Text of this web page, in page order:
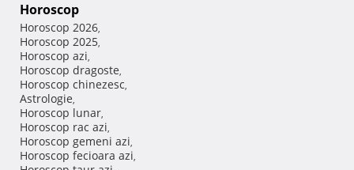
Horoscop
Horoscop 2026,
Horoscop 2025,
Horoscop azi,
Horoscop dragoste,
Horoscop chinezesc,
Astrologie,
Horoscop lunar,
Horoscop rac azi,
Horoscop gemeni azi,
Horoscop fecioara azi,